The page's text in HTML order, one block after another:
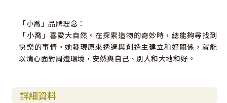
「小喬」品牌理念：
「小喬」喜愛大自然。在探索造物的奇妙時，總能夠尋找到
快樂的事情。她發現原來透過與創造主建立和好關係，就能
以清心面對周遭環境，安然與自己、別人和大地和好。
詳細資料